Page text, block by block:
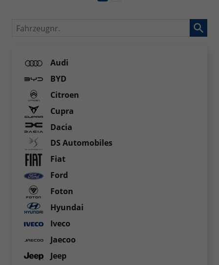
Fahrzeugnr.
Audi
BYD
Citroen
Cupra
Dacia
DS Automobiles
Fiat
Ford
Foton
Hyundai
Iveco
Jaecoo
Jeep